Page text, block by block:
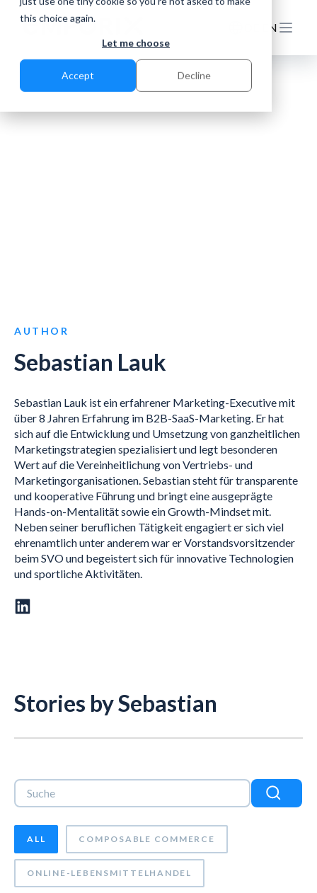
this choice again.
Let me choose
Accept Decline
EN
AUTHOR
Sebastian Lauk
Sebastian Lauk ist ein erfahrener Marketing-Executive mit
über 8 Jahren Erfahrung im B2B-SaaS-Marketing. Er hat
sich auf die Entwicklung und Umsetzung von ganzheitlichen
Marketingstrategien spezialisiert und legt besonderen
Wert auf die Vereinheitlichung von Vertriebs- und
Marketingorganisationen. Sebastian steht für transparente
und kooperative Führung und bringt eine ausgeprägte
Hands-on-Mentalität sowie ein Growth-Mindset mit.
Neben seiner beruflichen Tätigkeit engagiert er sich viel
ehrenamtlich unter anderem war er Vorstandsvorsitzender
beim SVO und begeistert sich für innovative Technologien
und sportliche Aktivitäten.
Stories by Sebastian
Dies ist ein Suchfeld mit einer automatischen
Es gibt keine Vorschläge, da das Suchfeld leer ist.
ALL COMPOSABLE COMMERCE
ONLINE-LEBENSMITTELHANDEL